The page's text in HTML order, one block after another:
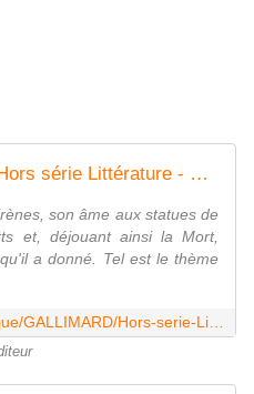
Les Charités d'Alcippe - Hors série Littérature - GALLIMARD - Site Gallimard
son âme aux statues de
et, déjouant ainsi la Mort,
a donné. Tel est le thème